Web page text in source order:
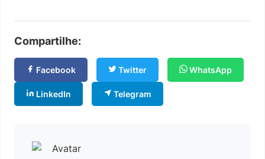
Compartilhe:
Facebook Twitter WhatsApp
LinkedIn Telegram